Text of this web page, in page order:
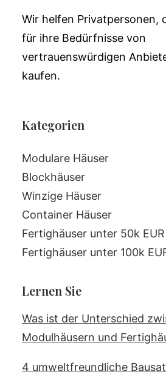
Wir helfen Privatpersonen,
für ihre Bedürfnisse von
vertrauenswürdigen
kaufen.
Kategorien
Modulare Häuser
Blockhäuser
Winzige Häuser
Container Häuser
Fertighäuser unter 50k EUR
Fertighäuser unter 100k
Lernen Sie
Was ist der Unterschied
Modulhäusern und
4 umweltfreundliche